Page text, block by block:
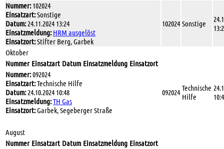
Nummer:102024
Einsatzart:Sonstige
Datum:24.11.2024 13:24
Einsatzmeldung: HRM ausgelöst
Einsatzort:Stifter Berg, Garbek
102024 Sonstige
Oktober
Nummer Einsatzart Datum Einsatzmeldung Einsatzort
Nummer:092024
Einsatzart:Technische Hilfe
Datum:24.10.2024 10:48
Einsatzmeldung:TH Gas
Einsatzort:Garbek, Segeberger Straße
092024 Technische
Hilfe
August
Nummer Einsatzart Datum Einsatzmeldung Einsatzort